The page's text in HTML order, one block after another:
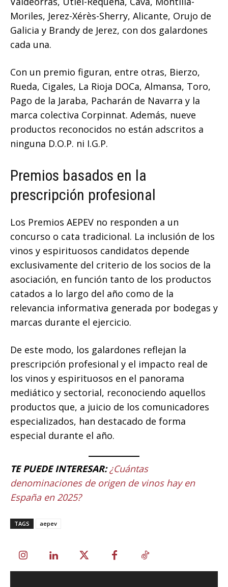
Moriles, Jerez-Xérès-Sherry, Alicante, Orujo de
Galicia y Brandy de Jerez, con dos galardones
cada una.
Con un premio figuran, entre otras, Bierzo,
Rueda, Cigales, La Rioja DOCa, Almansa, Toro,
Pago de la Jaraba, Pacharán de Navarra y la
marca colectiva Corpinnat. Además, nueve
productos reconocidos no están adscritos a
ninguna D.O.P. ni I.G.P.
Premios basados en la
prescripción profesional
Los Premios AEPEV no responden a un
concurso o cata tradicional. La inclusión de los
vinos y espirituosos candidatos depende
exclusivamente del criterio de los socios de la
asociación, en función tanto de los productos
catados a lo largo del año como de la
relevancia informativa generada por bodegas y
marcas durante el ejercicio.
De este modo, los galardones reflejan la
prescripción profesional y el impacto real de
los vinos y espirituosos en el panorama
mediático y sectorial, reconociendo aquellos
productos que, a juicio de los comunicadores
especializados, han destacado de forma
especial durante el año.
TE PUEDE INTERESAR: ¿Cuántas
denominaciones de origen de vinos hay en
España en 2025?
TAGS aepev